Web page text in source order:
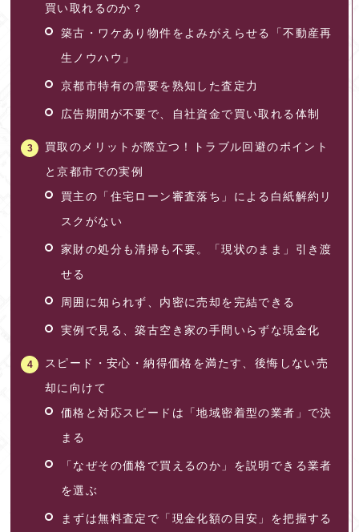
買い取れるのか？
築古・ワケあり物件をよみがえらせる「不動産再
生ノウハウ」
京都市特有の需要を熟知した査定力
広告期間が不要で、自社資金で買い取れる体制
買取のメリットが際立つ！トラブル回避のポイント
と京都市での実例
買主の「住宅ローン審査落ち」による白紙解約リ
スクがない
家財の処分も清掃も不要。「現状のまま」引き渡
せる
周囲に知られず、内密に売却を完結できる
実例で見る、築古空き家の手間いらずな現金化
スピード・安心・納得価格を満たす、後悔しない売
却に向けて
価格と対応スピードは「地域密着型の業者」で決
まる
「なぜその価格で買えるのか」を説明できる業者
を選ぶ
まずは無料査定で「現金化額の目安」を把握する